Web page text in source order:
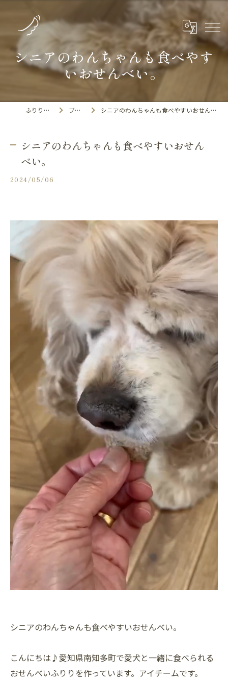
シニアのわんちゃんも食べやす
いおせんべい。
ふりりの里 ブログ シニアのわんちゃんも食べやすいおせんべい。
シニアのわんちゃんも食べやすいおせん
べい。
2024/05/06
シニアのわんちゃんも食べやすいおせんべい。
こんにちは♪愛知県南知多町で愛犬と一緒に食べられる
おせんべいふりりを作っています。アイチームです。